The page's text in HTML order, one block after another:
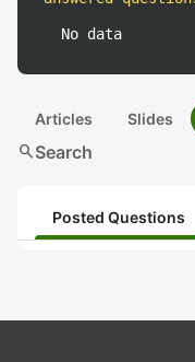
No data
Articles Slides
searchSearch
Posted Questions